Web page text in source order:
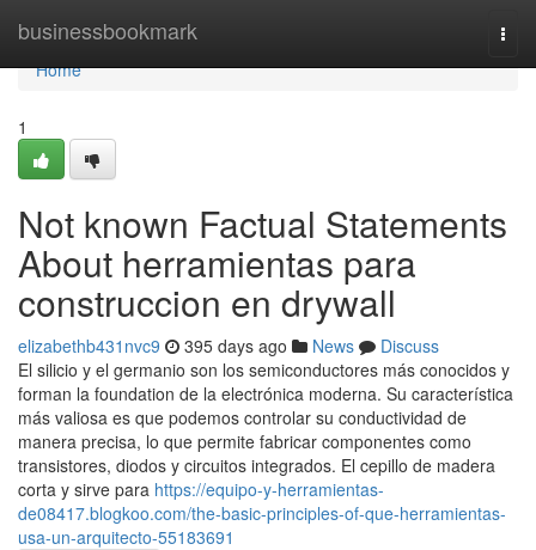
businessbookmark
Home
Home
1
Not known Factual Statements
About herramientas para
construccion en drywall
elizabethb431nvc9 395 days ago News
Discuss
El silicio y el germanio son los semiconductores más conocidos y
forman la foundation de la electrónica moderna. Su característica
más valiosa es que podemos controlar su conductividad de
manera precisa, lo que permite fabricar componentes como
transistores, diodos y circuitos integrados. El cepillo de madera
corta y sirve para https://equipo-y-herramientas-
de08417.blogkoo.com/the-basic-principles-of-que-herramientas-
usa-un-arquitecto-55183691